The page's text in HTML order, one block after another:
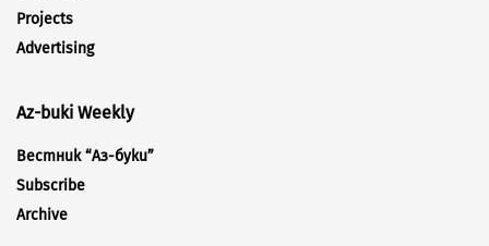
Projects
Advertising
Az-buki Weekly
Вестник “Аз-буки”
Subscribe
Archive